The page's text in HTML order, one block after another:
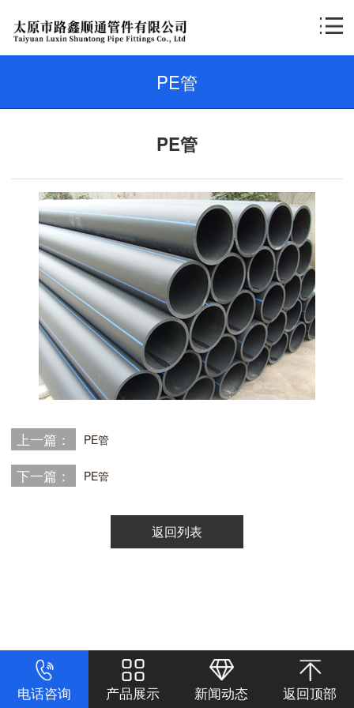
PE管
PE管
上一篇： PE管
下一篇： PE管
返回列表
电话咨询 产品展示 新闻动态 返回顶部